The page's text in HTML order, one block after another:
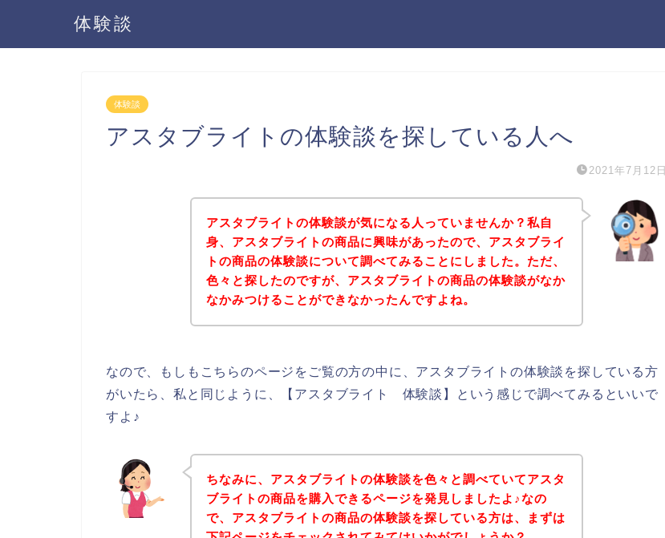
体験談
体験談
アスタブライトの体験談を探している人へ
2021年7月12日
アスタブライトの体験談が気になる人っていませんか？私自
身、アスタブライトの商品に興味があったので、アスタブライ
トの商品の体験談について調べてみることにしました。ただ、
色々と探したのですが、アスタブライトの商品の体験談がなか
なかみつけることができなかったんですよね。
なので、もしもこちらのページをご覧の方の中に、アスタブライトの体験談を探している方
がいたら、私と同じように、【アスタブライト 体験談】という感じで調べてみるといいで
すよ♪
ちなみに、アスタブライトの体験談を色々と調べていてアスタ
ブライトの商品を購入できるページを発見しましたよ♪なの
で、アスタブライトの商品の体験談を探している方は、まずは